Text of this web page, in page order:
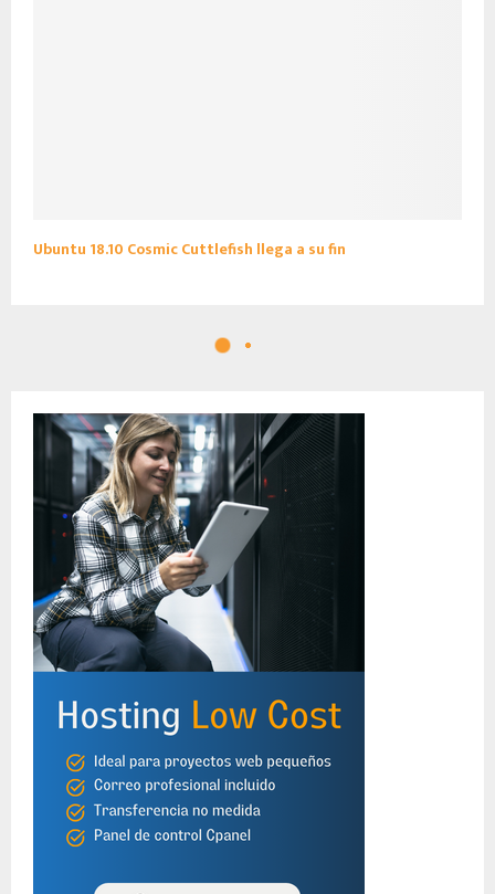
Ubuntu 18.10 Cosmic Cuttlefish llega a su fin